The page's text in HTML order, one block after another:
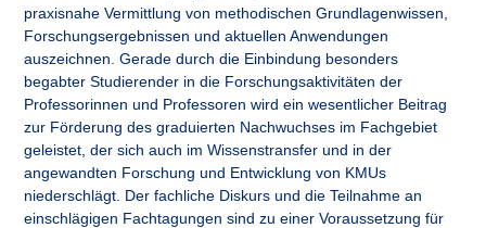
praxisnahe Vermittlung von methodischen Grundlagenwissen,
Forschungsergebnissen und aktuellen Anwendungen
auszeichnen. Gerade durch die Einbindung besonders
begabter Studierender in die Forschungsaktivitäten der
Professorinnen und Professoren wird ein wesentlicher Beitrag
zur Förderung des graduierten Nachwuchses im Fachgebiet
geleistet, der sich auch im Wissenstransfer und in der
angewandten Forschung und Entwicklung von KMUs
niederschlägt. Der fachliche Diskurs und die Teilnahme an
einschlägigen Fachtagungen sind zu einer Voraussetzung für